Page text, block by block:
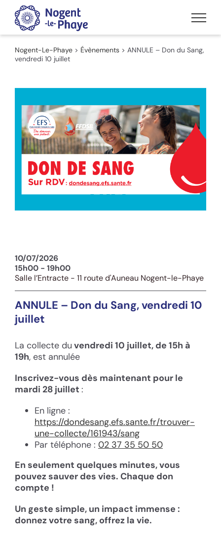
Passer
contenu
Nogent-Le-Phaye > Évènements > ANNULE – Don du Sang,
vendredi 10 juillet
10/07/2026
15h00 - 19h00
Salle l’Entracte - 11 route d'Auneau Nogent-le-Phaye
ANNULE – Don du Sang, vendredi 10
juillet
La collecte du vendredi 10 juillet, de 15h à
19h, est annulée
Inscrivez-vous dès maintenant pour le
mardi 28 juillet :
En ligne :
https://dondesang.efs.sante.fr/trouver-
une-collecte/161943/sang
Par téléphone : 02 37 35 50 50
En seulement quelques minutes, vous
pouvez sauver des vies. Chaque don
compte !
Un geste simple, un impact immense :
donnez votre sang, offrez la vie.